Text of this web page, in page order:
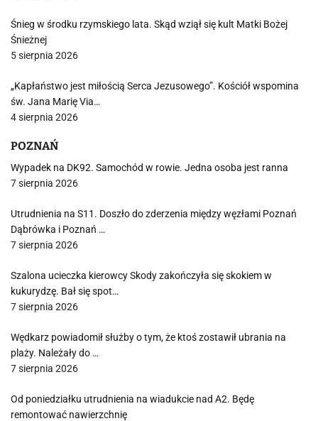
Śnieg w środku rzymskiego lata. Skąd wziął się kult Matki Bożej
Śnieżnej
5 sierpnia 2026
„Kapłaństwo jest miłością Serca Jezusowego”. Kościół wspomina
św. Jana Marię Via…
4 sierpnia 2026
POZNAŃ
Wypadek na DK92. Samochód w rowie. Jedna osoba jest ranna
7 sierpnia 2026
Utrudnienia na S11. Doszło do zderzenia między węzłami Poznań
Dąbrówka i Poznań …
7 sierpnia 2026
Szalona ucieczka kierowcy Skody zakończyła się skokiem w
kukurydzę. Bał się spot…
7 sierpnia 2026
Wędkarz powiadomił służby o tym, że ktoś zostawił ubrania na
plaży. Należały do …
7 sierpnia 2026
Od poniedziałku utrudnienia na wiadukcie nad A2. Będę
remontować nawierzchnię